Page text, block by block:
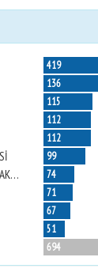
NAZİLLİ İKTİSADİ VE İDARİ BİLİMLER FAKÜLTESİ
419
136
115
112
112
99
74
71
67
51
694